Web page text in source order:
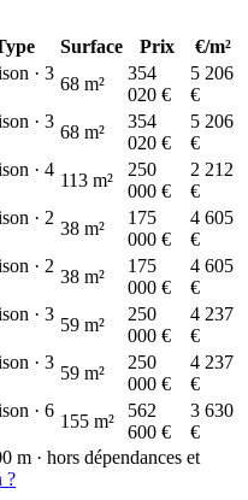
250 k€
Surface Prix
€/m²
· 3
68 m²
354
020 €
5 206
€
· 3
68 m²
354
020 €
5 206
€
· 4
113 m²
250
000 €
2 212
€
· 2
38 m²
175
000 €
4 605
€
· 2
38 m²
175
000 €
4 605
€
· 3
59 m²
250
000 €
4 237
€
· 3
59 m²
250
000 €
4 237
€
· 6
155 m²
562
600 €
3 630
€
m · hors dépendances et
?